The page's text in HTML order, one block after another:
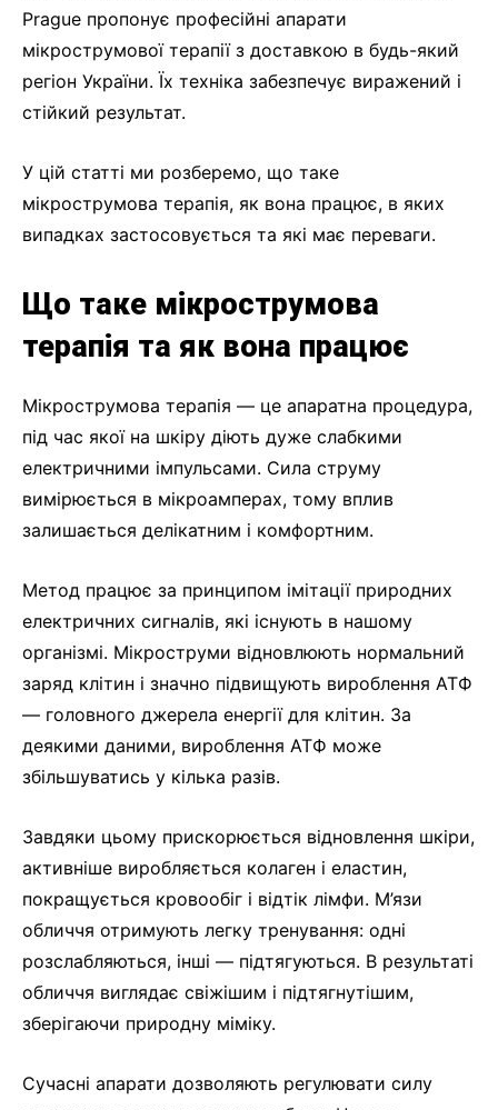
Prague пропонує професійні апарати
мікрострумової терапії з доставкою в будь-який
регіон України. Їх техніка забезпечує виражений і
стійкий результат.
У цій статті ми розберемо, що таке
мікрострумова терапія, як вона працює, в яких
випадках застосовується та які має переваги.
Що таке мікрострумова
терапія та як вона працює
Мікрострумова терапія — це апаратна процедура,
під час якої на шкіру діють дуже слабкими
електричними імпульсами. Сила струму
вимірюється в мікроамперах, тому вплив
залишається делікатним і комфортним.
Метод працює за принципом імітації природних
електричних сигналів, які існують в нашому
організмі. Мікроструми відновлюють нормальний
заряд клітин і значно підвищують вироблення АТФ
— головного джерела енергії для клітин. За
деякими даними, вироблення АТФ може
збільшуватись у кілька разів.
Завдяки цьому прискорюється відновлення шкіри,
активніше виробляється колаген і еластин,
покращується кровообіг і відтік лімфи. М’язи
обличчя отримують легку тренування: одні
розслабляються, інші — підтягуються. В результаті
обличчя виглядає свіжішим і підтягнутішим,
зберігаючи природну міміку.
Сучасні апарати дозволяють регулювати силу